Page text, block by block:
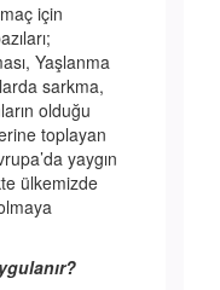
için
Yaşlanma
sarkma,
olduğu
toplayan
yaygın
ülkemizde